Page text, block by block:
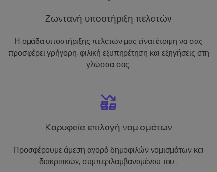
Ζωντανή υποστήριξη πελατών
Η ομάδα υποστήριξης πελατών μας είναι έτοιμη να σας
προσφέρει γρήγορη, φιλική εξυπηρέτηση και εξηγήσεις στη
γλώσσα σας.
Κορυφαία επιλογή νομισμάτων
Προσφέρουμε άμεση αγορά δημοφιλών νομισμάτων και
διακριτικών, συμπεριλαμβανομένου του .